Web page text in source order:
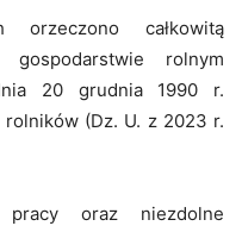
całkowitą
rolnym
20 grudnia 1990 r.
(Dz. U. z 2023 r.
pracy oraz niezdolne